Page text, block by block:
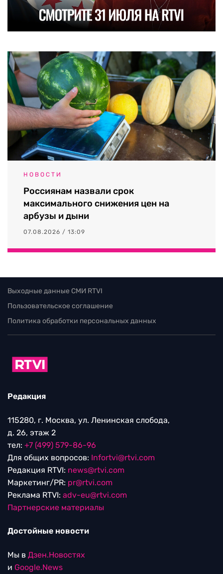
НОВОСТИ
Россиянам назвали срок
максимального снижения цен на
арбузы и дыни
07.08.2026 / 13:09
Выходные данные СМИ RTVI
Пользовательское соглашение
Политика обработки персональных данных
Редакция
115280, г. Москва, ул. Ленинская слобода,
д. 26, этаж 2
тел: +7 (499) 579-86-96
Для общих вопросов: Infortvi@rtvi.com
Редакция RTVI: news@rtvi.com
Маркетинг/PR: pr@rtvi.com
Реклама RTVI: adv-eu@rtvi.com
Партнерские материалы
Достойные новости
Мы в Дзен.Новостях
и Google.News